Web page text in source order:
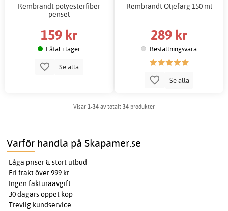
Rembrandt polyesterfiber
pensel
159 kr
Fåtal i lager
Se alla
Rembrandt Oljefärg 150 ml
289 kr
Beställningsvara
Se alla
Visar 1-34 av totalt 34 produkter
Varför handla på Skapamer.se
Låga priser & stort utbud
Fri frakt över 999 kr
Ingen fakturaavgift
30 dagars öppet köp
Trevlig kundservice